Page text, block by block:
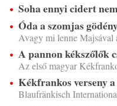
Soha ennyi cidert
Óda a szomjas
Avagy mi lenne
A pannon kékszőlők
Az első magyar
Kékfrankos verseny
Blaufränkisch